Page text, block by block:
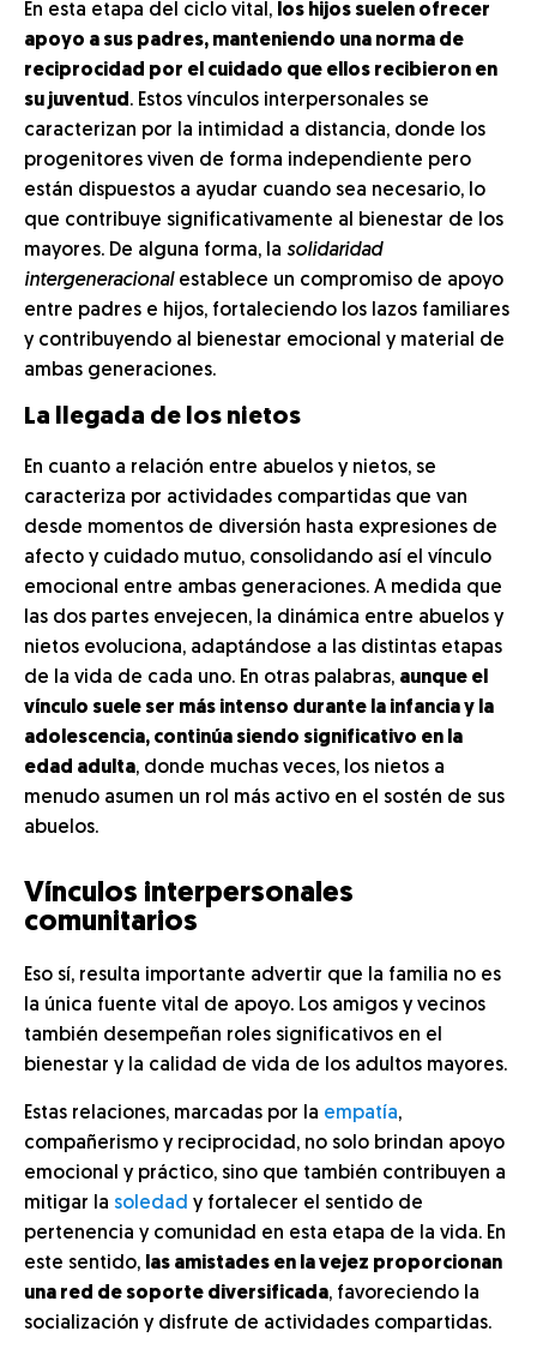
En esta etapa del ciclo vital, los hijos suelen ofrecer
apoyo a sus padres, manteniendo una norma de
reciprocidad por el cuidado que ellos recibieron en
su juventud . Estos vínculos interpersonales se
caracterizan por la intimidad a distancia, donde los
progenitores viven de forma independiente pero
están dispuestos a ayudar cuando sea necesario, lo
que contribuye significativamente al bienestar de los
mayores. De alguna forma, la solidaridad
intergeneracional establece un compromiso de apoyo
entre padres e hijos, fortaleciendo los lazos familiares
y contribuyendo al bienestar emocional y material de
ambas generaciones.
La llegada de los nietos
En cuanto a relación entre abuelos y nietos, se
caracteriza por actividades compartidas que van
desde momentos de diversión hasta expresiones de
afecto y cuidado mutuo, consolidando así el vínculo
emocional entre ambas generaciones. A medida que
las dos partes envejecen, la dinámica entre abuelos y
nietos evoluciona, adaptándose a las distintas etapas
de la vida de cada uno. En otras palabras, aunque el
vínculo suele ser más intenso durante la infancia y la
adolescencia, continúa siendo significativo en la
edad adulta, donde muchas veces, los nietos a
menudo asumen un rol más activo en el sostén de sus
abuelos.
Vínculos interpersonales
comunitarios
Eso sí, resulta importante advertir que la familia no es
la única fuente vital de apoyo. Los amigos y vecinos
también desempeñan roles significativos en el
bienestar y la calidad de vida de los adultos mayores.
Estas relaciones, marcadas por la empatía,
compañerismo y reciprocidad, no solo brindan apoyo
emocional y práctico, sino que también contribuyen a
mitigar la soledad y fortalecer el sentido de
pertenencia y comunidad en esta etapa de la vida. En
este sentido, las amistades en la vejez proporcionan
una red de soporte diversificada, favoreciendo la
socialización y disfrute de actividades compartidas.